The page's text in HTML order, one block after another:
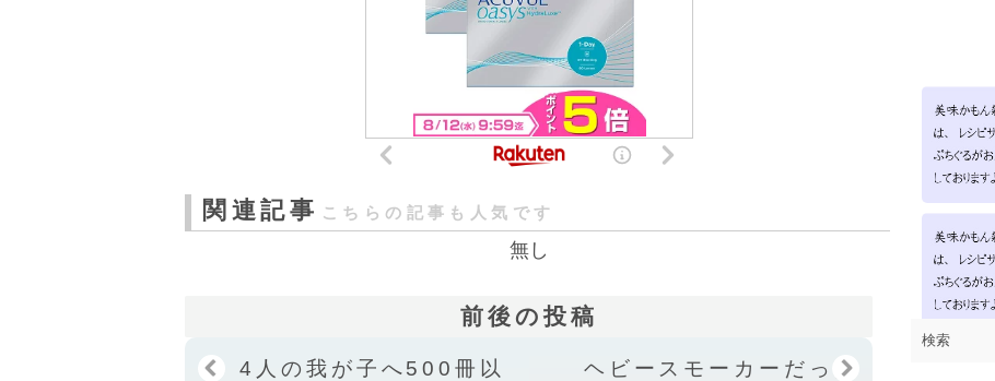
関連記事 こちらの記事も人気です
無し
前後の投稿
4人の我が子へ500冊以
ヘビースモーカーだった